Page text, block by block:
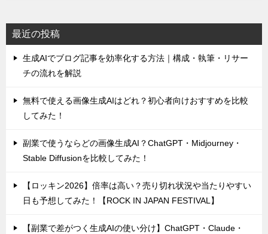
最近の投稿
生成AIでブログ記事を効率化する方法｜構成・執筆・リサー
チの流れを解説
無料で使える画像生成AIはどれ？初心者向けおすすめを比較
してみた！
副業で使うならどの画像生成AI？ChatGPT・Midjourney・
Stable Diffusionを比較してみた！
【ロッキン2026】倍率は高い？売り切れ状況や当たりやすい
日も予想してみた！【ROCK IN JAPAN FESTIVAL】
【副業で差がつく生成AIの使い分け】ChatGPT・Claude・